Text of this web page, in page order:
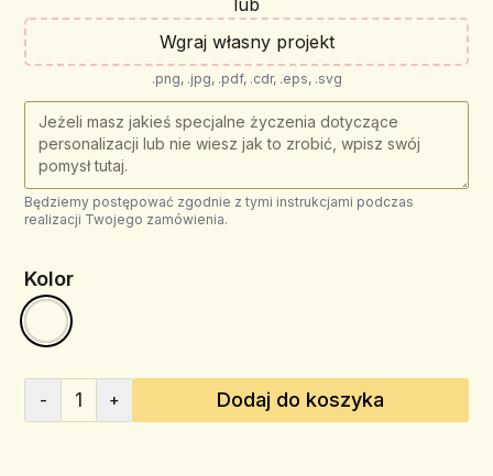
lub
Wgraj własny projekt
.png, .jpg, .pdf, .cdr, .eps, .svg
Będziemy postępować zgodnie z tymi instrukcjami podczas
realizacji Twojego zamówienia.
Kolor
- 1 + Dodaj do koszyka